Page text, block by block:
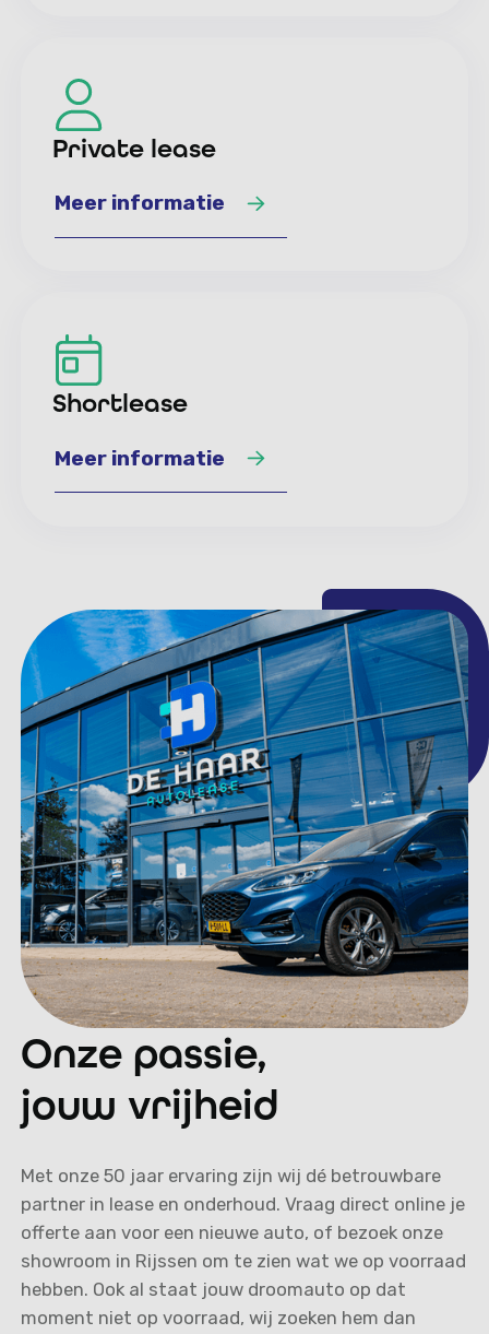
Private lease
Meer informatie
Shortlease
Meer informatie
Onze passie,
jouw vrijheid
Met onze 50 jaar ervaring zijn wij dé betrouwbare
partner in lease en onderhoud. Vraag direct online je
offerte aan voor een nieuwe auto, of bezoek onze
showroom in Rijssen om te zien wat we op voorraad
hebben. Ook al staat jouw droomauto op dat
moment niet op voorraad, wij zoeken hem dan